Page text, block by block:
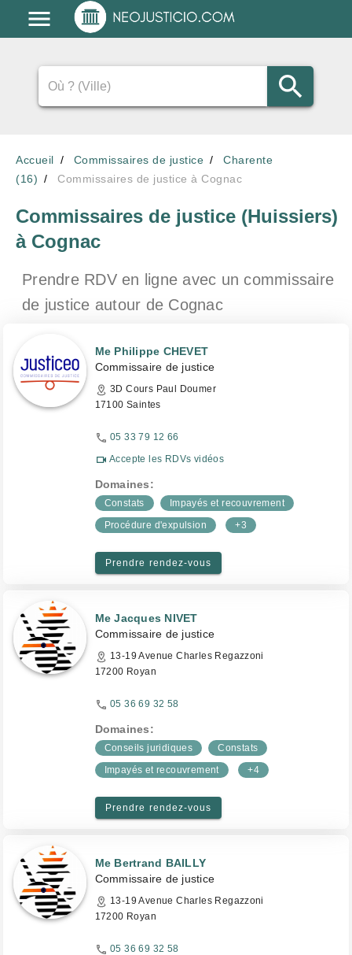
Accueil Commissaires de justice
Charente
(16)
Commissaires de justice à Cognac
Commissaires de justice (Huissiers)
à Cognac
Prendre RDV en ligne avec un commissaire
de justice autour de Cognac
Me Philippe CHEVET
Commissaire de justice
3D Cours Paul Doumer
17100 Saintes
05 33 79 12 66
Accepte les RDVs vidéos
Domaines:
Constats
Impayés et recouvrement
Procédure d'expulsion
+3
Prendre rendez-vous
Me Jacques NIVET
Commissaire de justice
13-19 Avenue Charles Regazzoni
17200 Royan
05 36 69 32 58
Domaines:
Conseils juridiques
Constats
Impayés et recouvrement
+4
Prendre rendez-vous
Me Bertrand BAILLY
Commissaire de justice
13-19 Avenue Charles Regazzoni
17200 Royan
05 36 69 32 58